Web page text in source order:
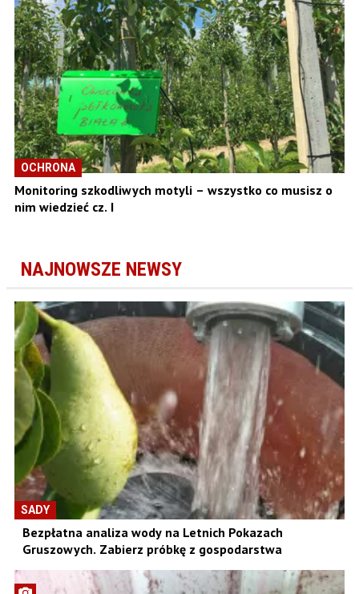
OCHRONA
Monitoring szkodliwych motyli – wszystko co musisz o
nim wiedzieć cz. I
NAJNOWSZE NEWSY
SADY
Bezpłatna analiza wody na Letnich Pokazach
Gruszowych. Zabierz próbkę z gospodarstwa